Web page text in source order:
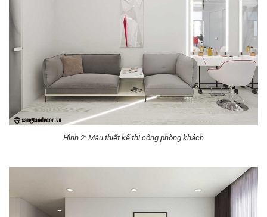
Hình 2: Mẫu thiết kế thi công phòng khách